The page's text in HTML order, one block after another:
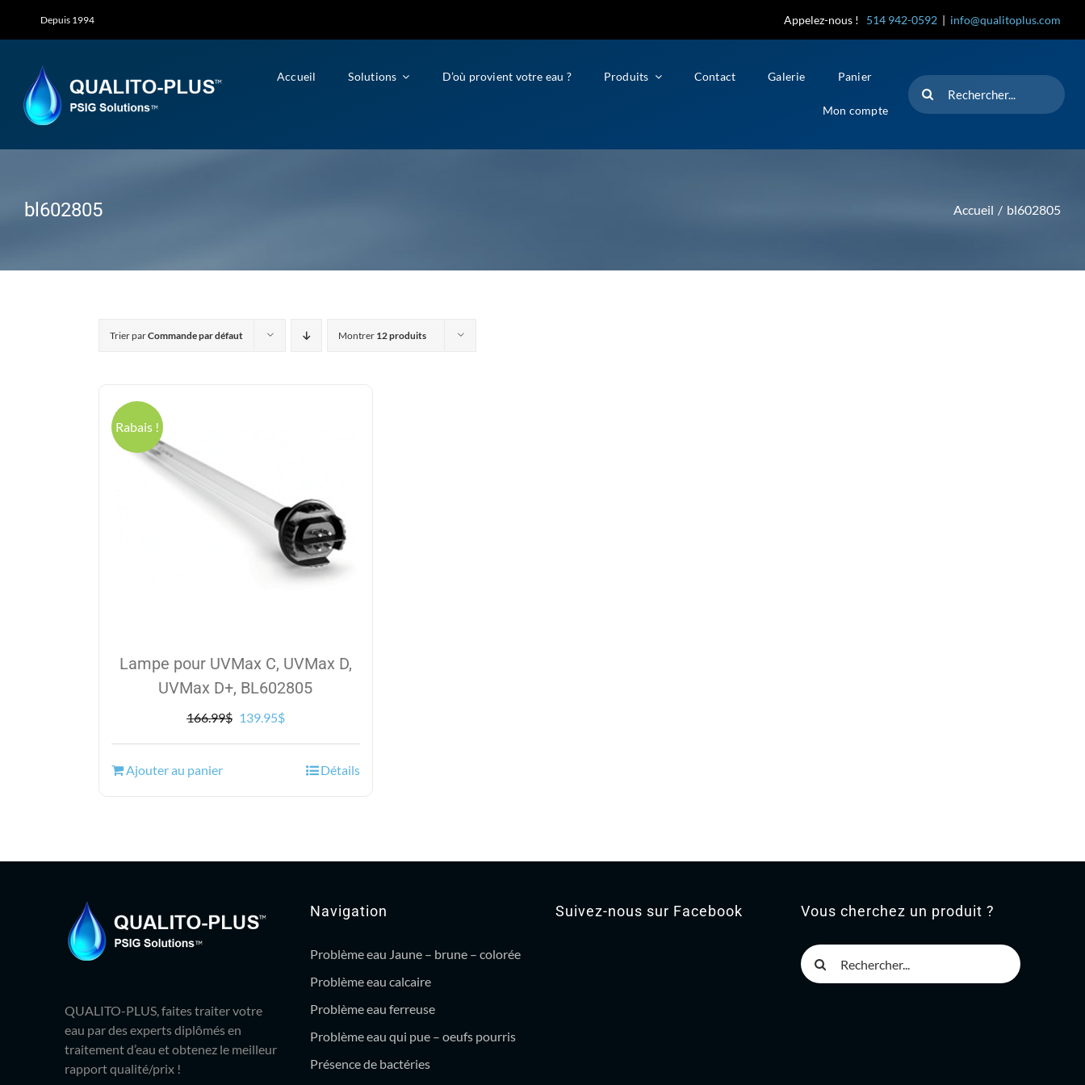
Depuis 1994 Appelez-nous ! 514 942-0592 | info@qualitoplus.com
Accueil Solutions D’où provient votre eau ? Produits Contact Galerie Panier
Mon compte
Rechercher
bl602805 Accueil bl602805
Trier parCommande par défaut Montrer 12 produits
Rabais !
Lampe pour UVMax C, UVMax D,
UVMax D+, BL602805
166.99$ Le
139.95$Le
est :
Ajouter au panier Détails
QUALITO-PLUS, faites traiter votre
eau par des experts diplômés en
traitement d’eau et obtenez le meilleur
rapport qualité/prix !
Navigation
Problème eau Jaune – brune – colorée
Problème eau calcaire
Problème eau ferreuse
Problème eau qui pue – oeufs pourris
Présence de bactéries
Suivez-nous sur Facebook Vous cherchez un produit ?
Rechercher